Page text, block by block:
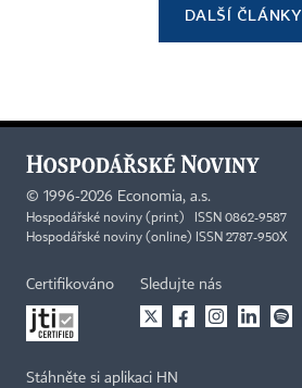
DALŠÍ ČLÁNKY
© 1996-2026 Economia, a.s.
Hospodářské noviny (print) ISSN 0862-9587
Hospodářské noviny (online) ISSN 2787-950X
Certifikováno Sledujte nás
Stáhněte si aplikaci HN